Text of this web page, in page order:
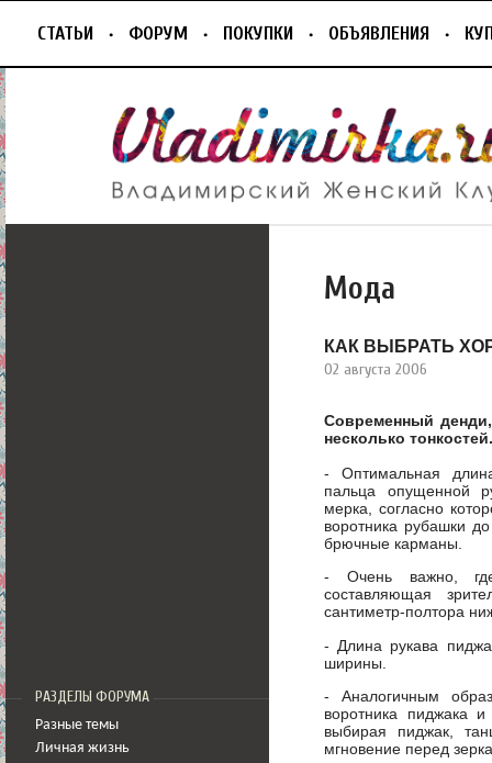
СТАТЬИ ФОРУМ ПОКУПКИ ОБЪЯВЛЕНИЯ
РАЗДЕЛЫ ФОРУМА
Разные темы
Личная жизнь
Мода
КАК ВЫБРАТЬ
02 августа 2006
Современный
несколько тонкостей.
- Оптимальная
пальца опущенной
мерка, согласно
воротника рубашки
брючные карманы.
- Очень важно, где
составляющая
сантиметр-полтора
- Длина рукава
ширины.
- Аналогичным
воротника пиджака
выбирая пиджак,
мгновение перед